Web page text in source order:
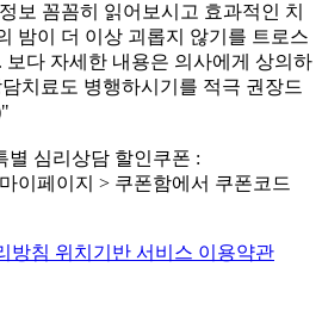
보 꼼꼼히 읽어보시고 효과적인 치
밤이 더 이상 괴롭지 않기를 트로스
보다 자세한 내용은 의사에게 상의하
치료도 병행하시기를 적극 권장드
심리상담 할인쿠폰 :
이페이지 > 쿠폰함에서 쿠폰코드
방침 위치기반 서비스 이용약관